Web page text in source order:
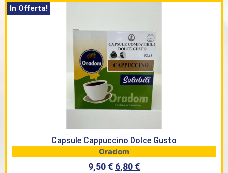
In Offerta!
Capsule Cappuccino Dolce Gusto
Oradom
9,50€ 6,80 €